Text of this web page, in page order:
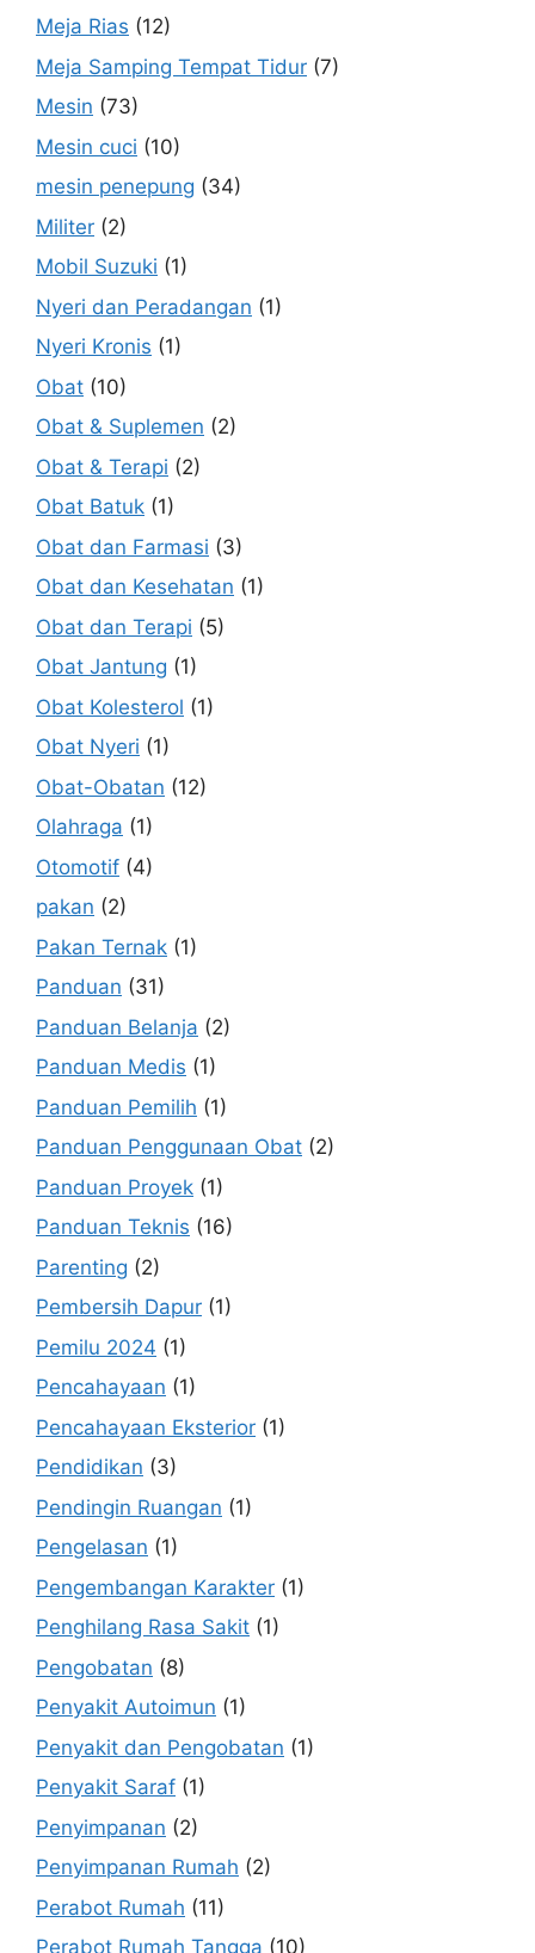
Meja Rias (12)
Meja Samping Tempat Tidur (7)
Mesin (73)
Mesin cuci (10)
mesin penepung (34)
Militer (2)
Mobil Suzuki (1)
Nyeri dan Peradangan (1)
Nyeri Kronis (1)
Obat (10)
Obat & Suplemen (2)
Obat & Terapi (2)
Obat Batuk (1)
Obat dan Farmasi (3)
Obat dan Kesehatan (1)
Obat dan Terapi (5)
Obat Jantung (1)
Obat Kolesterol (1)
Obat Nyeri (1)
Obat-Obatan (12)
Olahraga (1)
Otomotif (4)
pakan (2)
Pakan Ternak (1)
Panduan (31)
Panduan Belanja (2)
Panduan Medis (1)
Panduan Pemilih (1)
Panduan Penggunaan Obat (2)
Panduan Proyek (1)
Panduan Teknis (16)
Parenting (2)
Pembersih Dapur (1)
Pemilu 2024 (1)
Pencahayaan (1)
Pencahayaan Eksterior (1)
Pendidikan (3)
Pendingin Ruangan (1)
Pengelasan (1)
Pengembangan Karakter (1)
Penghilang Rasa Sakit (1)
Pengobatan (8)
Penyakit Autoimun (1)
Penyakit dan Pengobatan (1)
Penyakit Saraf (1)
Penyimpanan (2)
Penyimpanan Rumah (2)
Perabot Rumah (11)
Perabot Rumah Tangga (10)